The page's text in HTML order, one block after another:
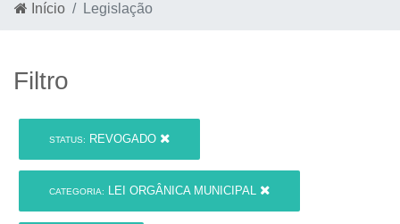
Início Legislação
Filtro
STATUS: REVOGADO
CATEGORIA: LEI ORGÂNICA MUNICIPAL